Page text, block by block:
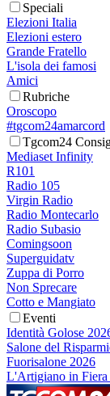
Speciali
Elezioni Italia
Elezioni estero
Grande Fratello
L'isola dei famosi
Amici
Rubriche
Oroscopo
#tgcom24amarcord
Tgcom24
Mediaset Infinity
R101
Radio 105
Virgin Radio
Radio Montecarlo
Radio Subasio
Comingsoon
Superguidatv
Zuppa di Porro
Non Sprecare
Cotto e Mangiato
Eventi
Identità Golose
Salone del
Fuorisalone 2026
L'Artigiano in Fiera